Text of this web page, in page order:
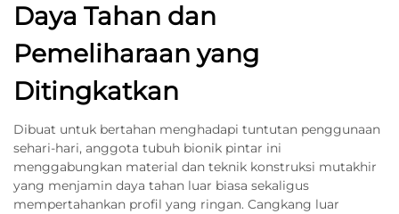
Daya Tahan dan
Pemeliharaan yang
Ditingkatkan
Dibuat untuk bertahan menghadapi tuntutan penggunaan
sehari-hari, anggota tubuh bionik pintar ini
menggabungkan material dan teknik konstruksi mutakhir
yang menjamin daya tahan luar biasa sekaligus
mempertahankan profil yang ringan. Cangkang luar